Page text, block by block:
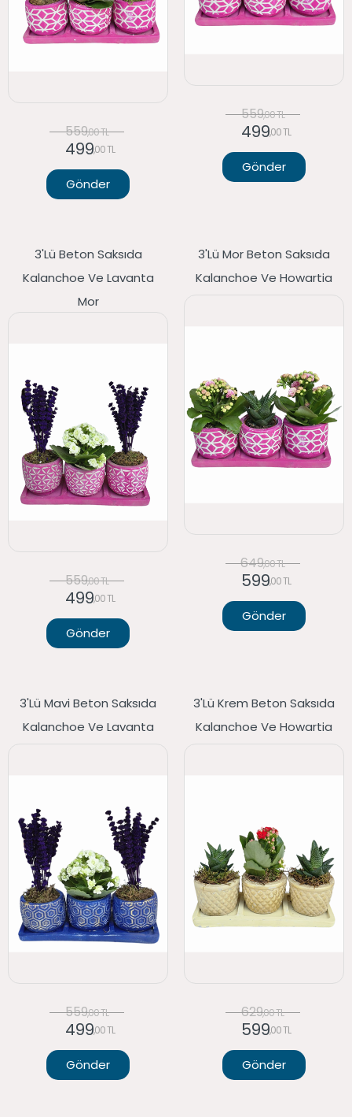
559,00 TL
499,00 TL
Gönder
559,00 TL
499,00 TL
Gönder
3'lü Beton Saksıda
Kalanchoe Ve Lavanta
Mor
559,00 TL
499,00 TL
Gönder
3'lü Mor Beton Saksıda
Kalanchoe Ve Howartia
649,00 TL
599,00 TL
Gönder
3'lü Mavi Beton Saksıda
Kalanchoe Ve Lavanta
559,00 TL
499,00 TL
Gönder
3'lü Krem Beton Saksıda
Kalanchoe Ve Howartia
629,00 TL
599,00 TL
Gönder